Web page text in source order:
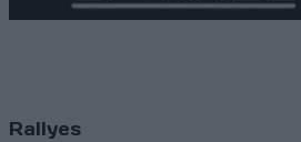
Rallyes